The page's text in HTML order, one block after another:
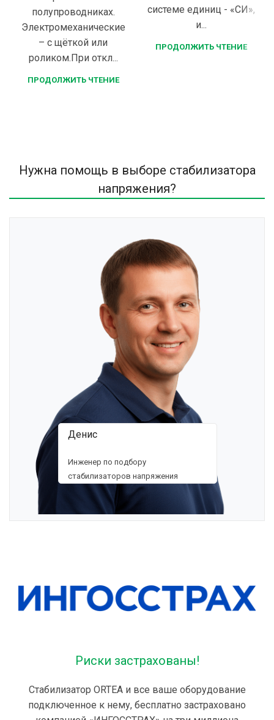
полупроводниках.
Электромеханические
– с щёткой или
роликом.При откл...
ПРОДОЛЖИТЬ ЧТЕНИЕ
системе единиц - «СИ»,
и...
ПРОДОЛЖИТЬ ЧТЕНИЕ
Нужна помощь в выборе стабилизатора
напряжения?
Денис
Инженер по подбору
стабилизаторов напряжения
Риски застрахованы!
Стабилизатор ORTEA и все ваше оборудование
подключенное к нему, бесплатно застраховано